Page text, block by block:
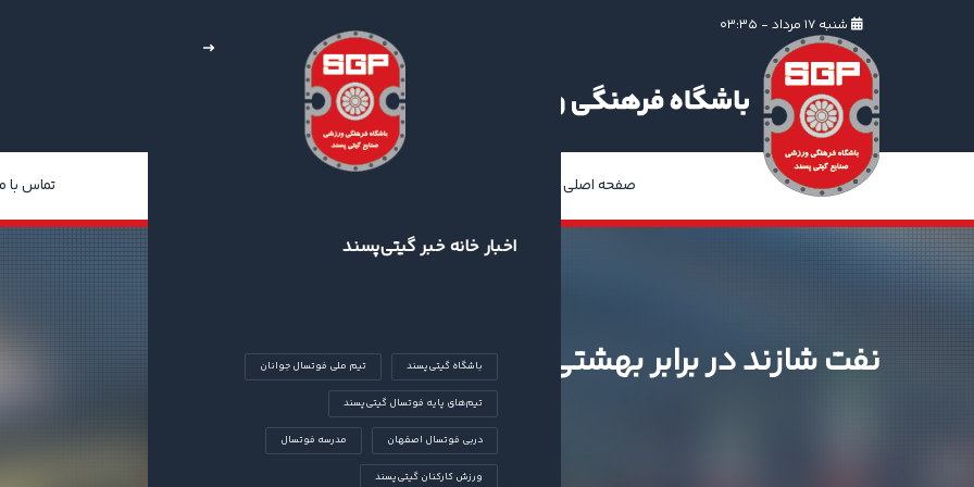
شنبه ۱۷ مرداد - ۰۳:۳۵
صفحه اصلی تماس با
اخبار خانه خبر گیتی‌پسند
باشگاه گیتی‌پسند تیم ملی فوتسال جوانان
تیم‌های پایه فوتسال گیتی‌پسند
دربی فوتسال اصفهان مدرسه فوتسال
ورزش کارکنان گیتی‌پسند
نفت شازند در برابر بهشتی سازه گرگان